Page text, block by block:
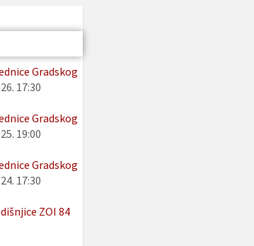
Gradskog
17:30
Gradskog
19:00
Gradskog
17:30
ZOI 84